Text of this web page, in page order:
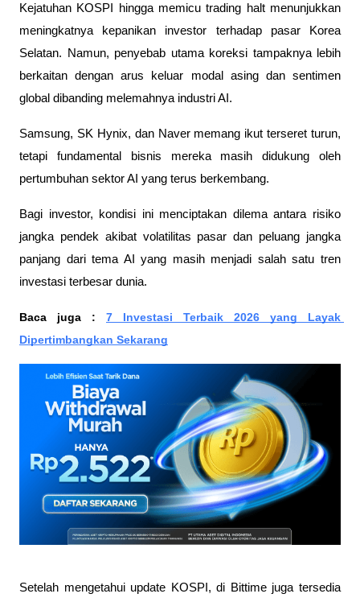
Kejatuhan KOSPI hingga memicu trading halt menunjukkan
meningkatnya kepanikan investor terhadap pasar Korea
Selatan. Namun, penyebab utama koreksi tampaknya lebih
berkaitan dengan arus keluar modal asing dan sentimen
global dibanding melemahnya industri AI.
Samsung, SK Hynix, dan Naver memang ikut terseret turun,
tetapi fundamental bisnis mereka masih didukung oleh
pertumbuhan sektor AI yang terus berkembang.
Bagi investor, kondisi ini menciptakan dilema antara risiko
jangka pendek akibat volatilitas pasar dan peluang jangka
panjang dari tema AI yang masih menjadi salah satu tren
investasi terbesar dunia.
Baca juga : 7 Investasi Terbaik 2026 yang Layak
Dipertimbangkan Sekarang
Setelah mengetahui update KOSPI, di Bittime juga tersedia